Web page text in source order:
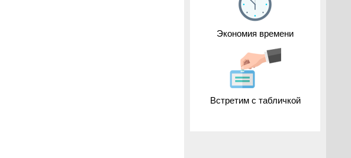
Экономия времени
Встретим с табличкой